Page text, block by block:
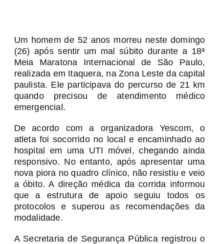
Um homem de 52 anos morreu neste domingo
(26) após sentir um mal súbito durante a 18ª
Meia Maratona Internacional de São Paulo,
realizada em Itaquera, na Zona Leste da capital
paulista. Ele participava do percurso de 21 km
quando precisou de atendimento médico
emergencial.
De acordo com a organizadora Yescom, o
atleta foi socorrido no local e encaminhado ao
hospital em uma UTI móvel, chegando ainda
responsivo. No entanto, após apresentar uma
nova piora no quadro clínico, não resistiu e veio
a óbito. A direção médica da corrida informou
que a estrutura de apoio seguiu todos os
protocolos e superou as recomendações da
modalidade.
A Secretaria de Segurança Pública registrou o